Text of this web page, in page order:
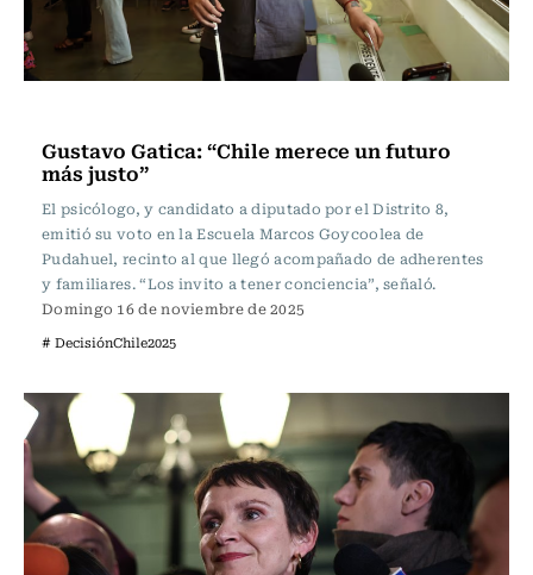
Gustavo Gatica: “Chile merece un futuro
más justo”
El psicólogo, y candidato a diputado por el Distrito 8,
emitió su voto en la Escuela Marcos Goycoolea de
Pudahuel, recinto al que llegó acompañado de adherentes
y familiares. “Los invito a tener conciencia”, señaló.
Domingo 16 de noviembre de 2025
# DecisiónChile2025